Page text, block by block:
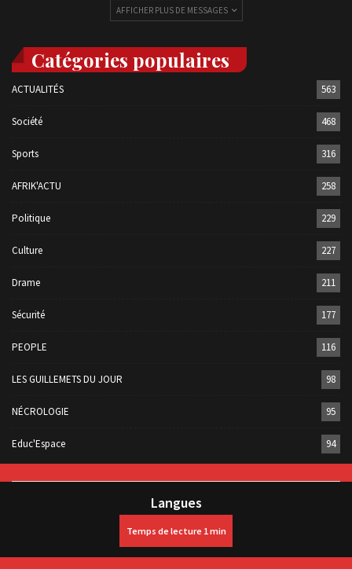
AFFICHER PLUS DE MESSAGES
Catégories populaires
ACTUALITÉS 563
Société 468
Sports 316
AFRIK'ACTU 258
Politique 229
Culture 227
Drame 211
Sécurité 177
PEOPLE 116
LES GUILLEMETS DU JOUR 98
NÉCROLOGIE 95
Educ'Espace 94
Langues